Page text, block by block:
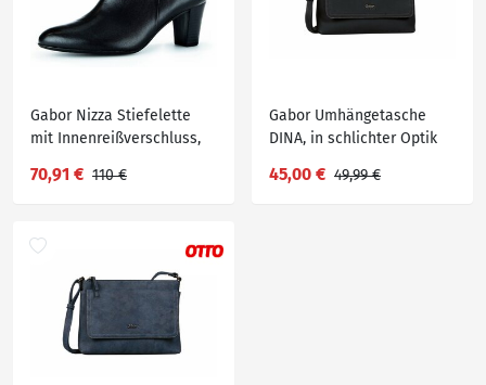
Gabor Nizza Stiefelette
mit Innenreißverschluss,
70,91 € 110 €
Gabor Umhängetasche
DINA, in schlichter Optik
45,00 € 49,99 €